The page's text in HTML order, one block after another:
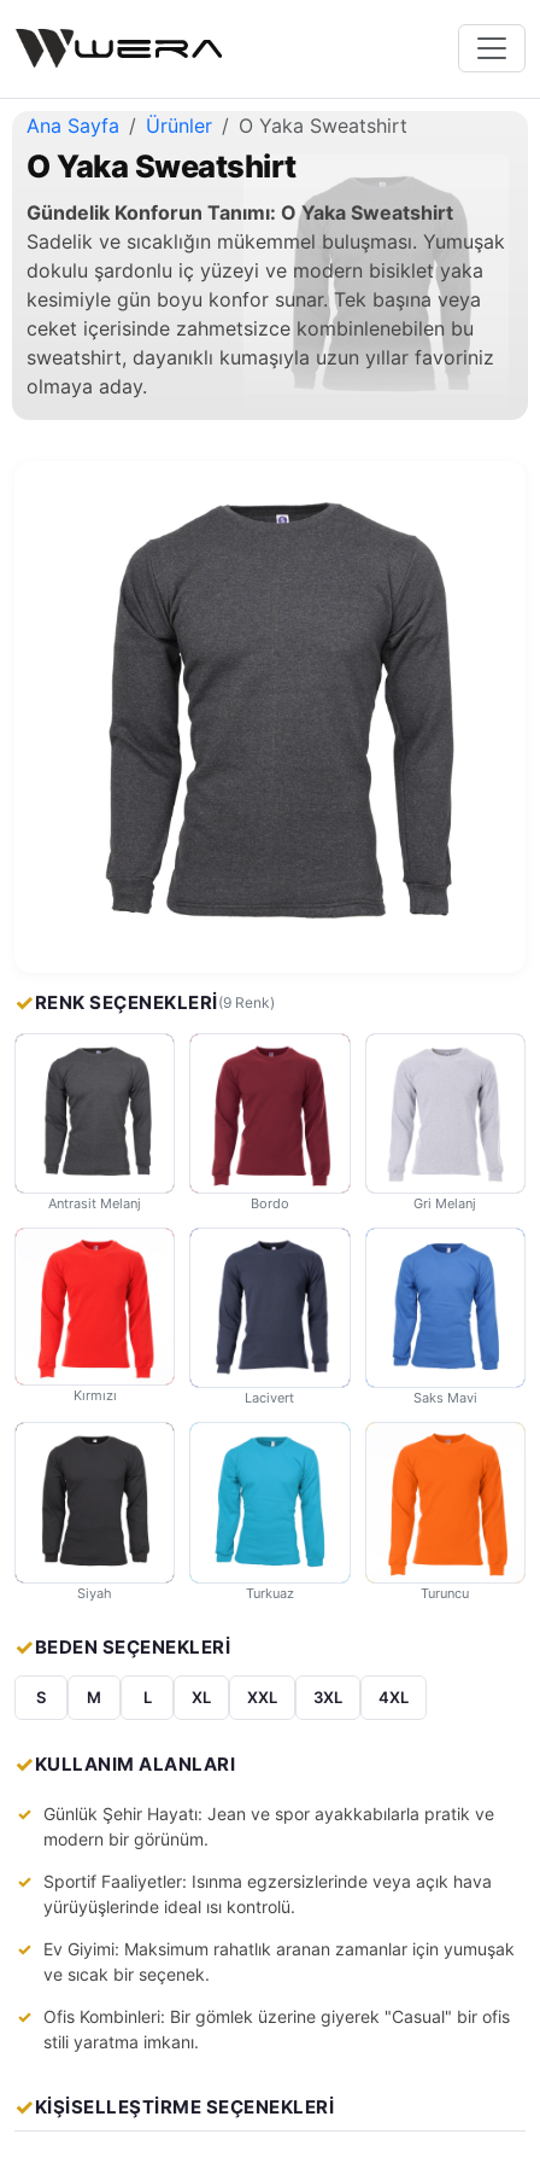
Ana Sayfa Ürünler O Yaka Sweatshirt
O Yaka Sweatshirt
Gündelik Konforun Tanımı: O Yaka Sweatshirt
Sadelik ve sıcaklığın mükemmel buluşması. Yumuşak
dokulu şardonlu iç yüzeyi ve modern bisiklet yaka
kesimiyle gün boyu konfor sunar. Tek başına veya
ceket içerisinde zahmetsizce kombinlenebilen bu
sweatshirt, dayanıklı kumaşıyla uzun yıllar favoriniz
olmaya aday.
RENK SEÇENEKLERİ(9 Renk)
Antrasit Melanj Bordo Gri Melanj
Kırmızı Lacivert Saks Mavi
Siyah Turkuaz Turuncu
BEDEN SEÇENEKLERİ
S M L XL XXL 3XL 4XL
KULLANIM ALANLARI
Günlük Şehir Hayatı: Jean ve spor ayakkabılarla pratik ve
modern bir görünüm.
Sportif Faaliyetler: Isınma egzersizlerinde veya açık hava
yürüyüşlerinde ideal ısı kontrolü.
Ev Giyimi: Maksimum rahatlık aranan zamanlar için yumuşak
ve sıcak bir seçenek.
Ofis Kombinleri: Bir gömlek üzerine giyerek "Casual" bir ofis
stili yaratma imkanı.
KİŞİSELLEŞTİRME SEÇENEKLERİ